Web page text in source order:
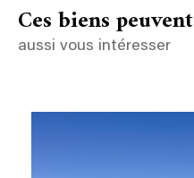
Ces biens peuvent
aussi vous intéresser